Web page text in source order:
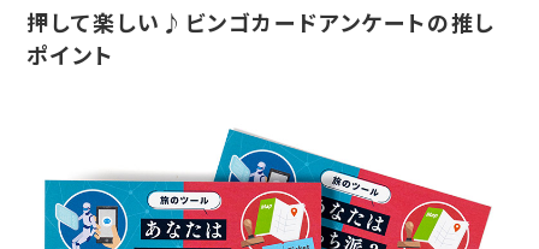
押して楽しい♪ビンゴカードアンケートの推し
ポイント